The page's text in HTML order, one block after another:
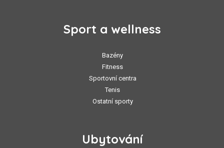
Sport a wellness
Bazény
Fitness
Sportovní centra
Tenis
Ostatní sporty
Ubytování